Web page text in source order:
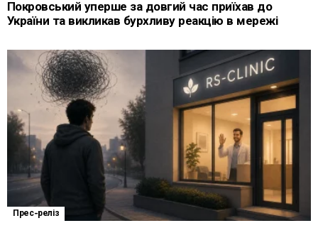
Покровський уперше за довгий час приїхав до
України та викликав бурхливу реакцію в мережі
Прес-реліз